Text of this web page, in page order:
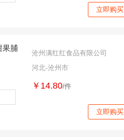
立即购买
￥14.80/件
果脯
沧州满红红食品有限公司
河北-沧州市
立即购买